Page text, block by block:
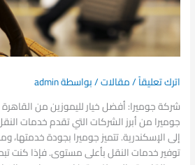
اترك تعليقاً/مقالات/ بواسطةadmin
شركة جوميرا: أفضل خيار لليموزين من القاهرة
جوميرا من أبرز الشركات التي تقدم خدمات
إلى الإسكندرية. تتميز جوميرا بجودة خدمتها،
توفير خدمات النقل بأعلى مستوى. فإذا كنت